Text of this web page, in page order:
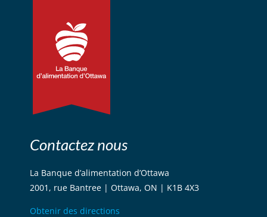
Contactez nous
La Banque d’alimentation d’Ottawa
2001, rue Bantree | Ottawa, ON | K1B 4X3
Obtenir des directions